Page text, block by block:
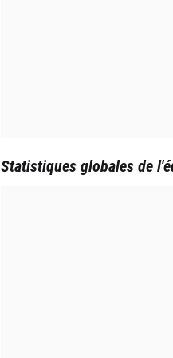
Statistiques globales de